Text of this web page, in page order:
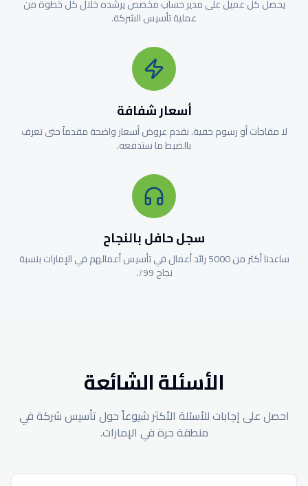
يحصل كل عميل على مدير حساب مخصص يرشده خلال كل خطوة من
عملية تأسيس الشركة.
أسعار شفافة
لا مفاجآت أو رسوم خفية. نقدم عروض أسعار واضحة مقدماً حتى تعرف
بالضبط ما ستدفعه.
سجل حافل بالنجاح
ساعدنا أكثر من 5000 رائد أعمال في تأسيس أعمالهم في الإمارات بنسبة
نجاح 99٪.
الأسئلة الشائعة
احصل على إجابات للأسئلة الأكثر شيوعاً حول تأسيس شركة في
منطقة حرة في الإمارات.